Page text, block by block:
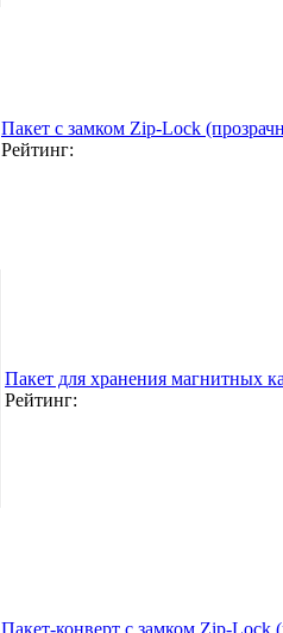
Пакет с замком Zip-Lock
Рейтинг:
Пакет для хранения магнитных
Рейтинг:
Пакет-конверт с замком Zip-